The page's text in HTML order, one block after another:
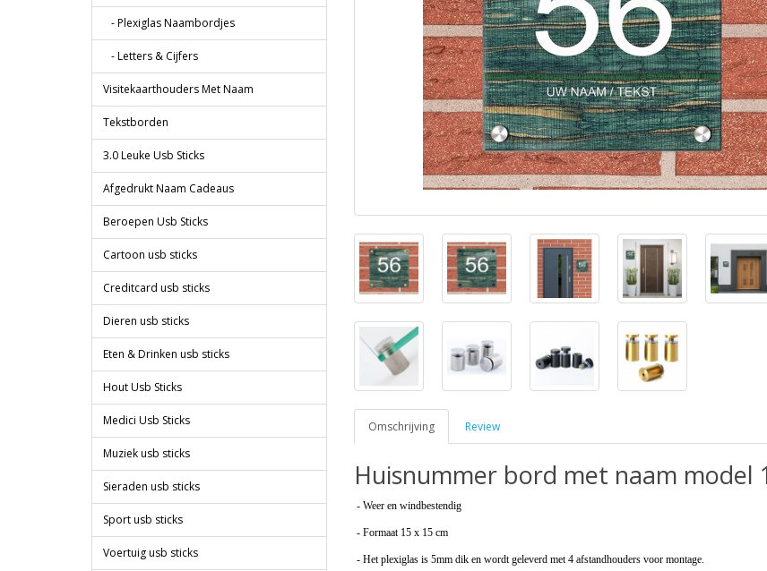
- Plexiglas Naambordjes
- Letters & Cijfers
Visitekaarthouders Met Naam
Tekstborden
3.0 Leuke Usb Sticks
Afgedrukt Naam Cadeaus
Beroepen Usb Sticks
Cartoon usb sticks
Creditcard usb sticks
Dieren usb sticks
Eten & Drinken usb sticks
Hout Usb Sticks
Medici Usb Sticks
Muziek usb sticks
Sieraden usb sticks
Sport usb sticks
Voertuig usb sticks
Omschrijving Review
Huisnummer bord met naam model
- Weer en windbestendig
- Formaat 15 x 15 cm
- Het plexiglas is 5mm dik en wordt geleverd met 4 afstandhouders voor montage.